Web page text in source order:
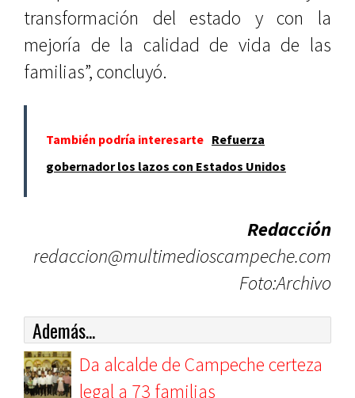
transformación del estado y con la
mejoría de la calidad de vida de las
familias”, concluyó.
También podría interesarte Refuerza
gobernador los lazos con Estados Unidos
Redacción
redaccion@multimedioscampeche.com
Foto:Archivo
Además...
Da alcalde de Campeche certeza
legal a 73 familias